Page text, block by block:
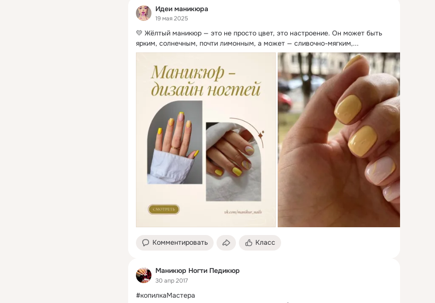
Идеи маникюра
19 мая 2025
💛 Жёлтый маникюр — это не просто цвет, это настроение. Он может быть
ярким, солнечным, почти лимонным, а может — сливочно-мягким,...
Комментировать Класс
Маникюр Ногти Педикюр
30 апр 2017
#копилкаМастера